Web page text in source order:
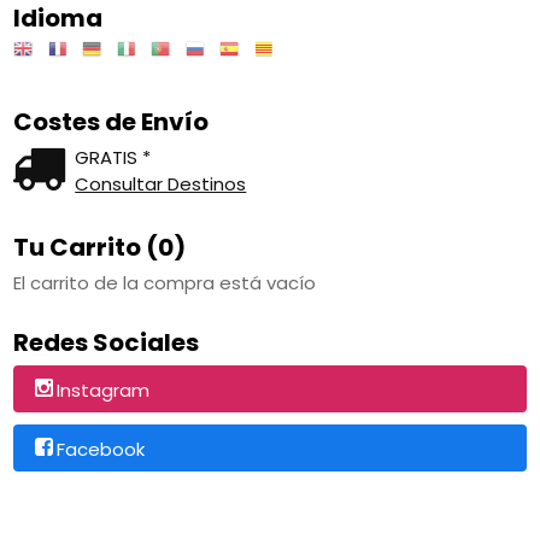
Idioma
Costes de Envío
GRATIS *
Consultar Destinos
Tu Carrito (0)
El carrito de la compra está vacío
Redes Sociales
Instagram
Facebook